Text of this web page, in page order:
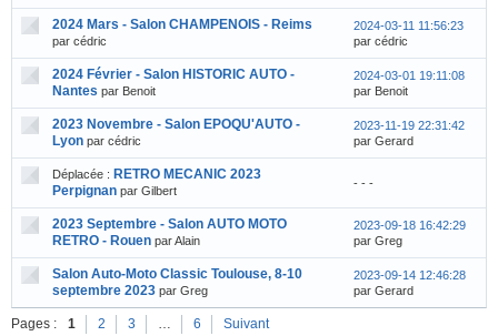
2024 Mars - Salon CHAMPENOIS - Reims
par cédric
2024-03-11 11:56:23
par cédric
2024 Février - Salon HISTORIC AUTO -
Nantes par Benoit
2024-03-01 19:11:08
par Benoit
2023 Novembre - Salon EPOQU'AUTO -
Lyon par cédric
2023-11-19 22:31:42
par Gerard
Déplacée : RETRO MECANIC 2023
Perpignan par Gilbert
- - -
2023 Septembre - Salon AUTO MOTO
RETRO - Rouen par Alain
2023-09-18 16:42:29
par Greg
Salon Auto-Moto Classic Toulouse, 8-10
septembre 2023 par Greg
2023-09-14 12:46:28
par Gerard
Pages : 1 2 3 … 6 Suivant